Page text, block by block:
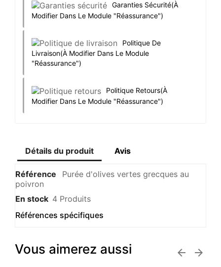
Garanties Sécurité(à
Modifier Dans Le Module "Réassurance")
Politique De
Livraison(à Modifier Dans Le Module
"Réassurance")
Politique Retours(à
Modifier Dans Le Module "Réassurance")
Détails du produit Avis
Référence
Purée d'olives vertes grecques au
poivron
En stock 4 Produits
Références spécifiques
Vous aimerez aussi  